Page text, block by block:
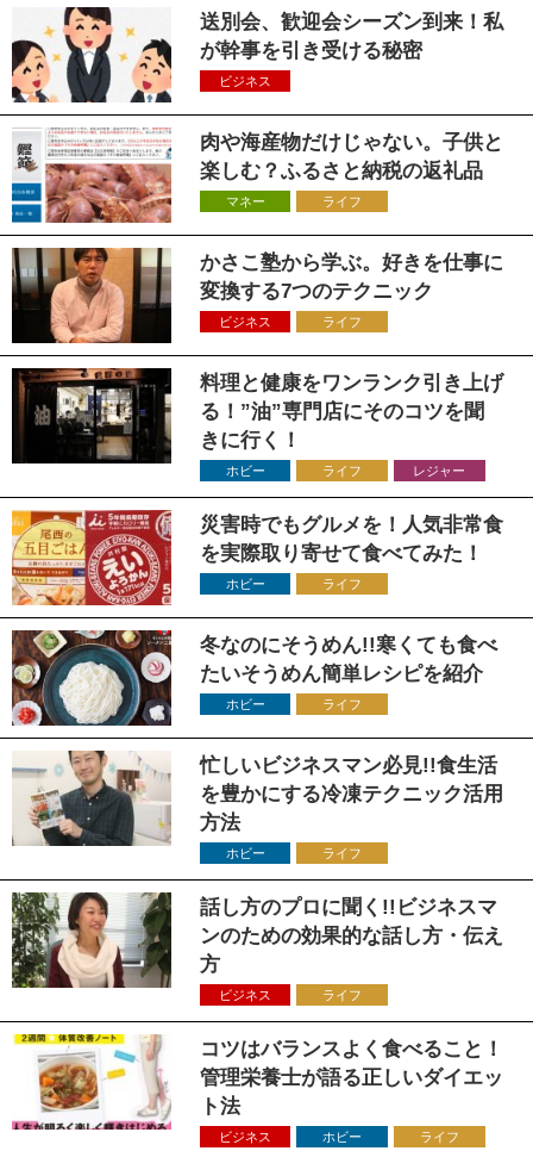
送別会、歓迎会シーズン到来！私
が幹事を引き受ける秘密
ビジネス
肉や海産物だけじゃない。子供と
楽しむ？ふるさと納税の返礼品
マネー ライフ
かさこ塾から学ぶ。好きを仕事に
変換する7つのテクニック
ビジネス ライフ
料理と健康をワンランク引き上げ
る！”油”専門店にそのコツを聞
きに行く！
ホビー ライフ レジャー
災害時でもグルメを！人気非常食
を実際取り寄せて食べてみた！
ホビー ライフ
冬なのにそうめん!!寒くても食べ
たいそうめん簡単レシピを紹介
ホビー ライフ
忙しいビジネスマン必見!!食生活
を豊かにする冷凍テクニック活用
方法
ホビー ライフ
話し方のプロに聞く!!ビジネスマ
ンのための効果的な話し方・伝え
方
ビジネス ライフ
コツはバランスよく食べること！
管理栄養士が語る正しいダイエッ
ト法
ビジネス ホビー ライフ